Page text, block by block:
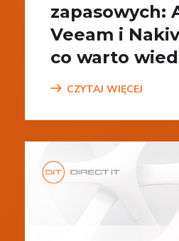
zapasowych:
Veeam i
co warto
CZYTAJ WIĘCEJ